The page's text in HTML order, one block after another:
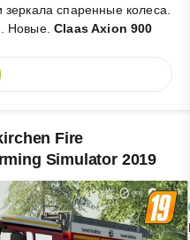
спаренные колеса.
Новые.Claas Axion 900
Fire
Simulator 2019